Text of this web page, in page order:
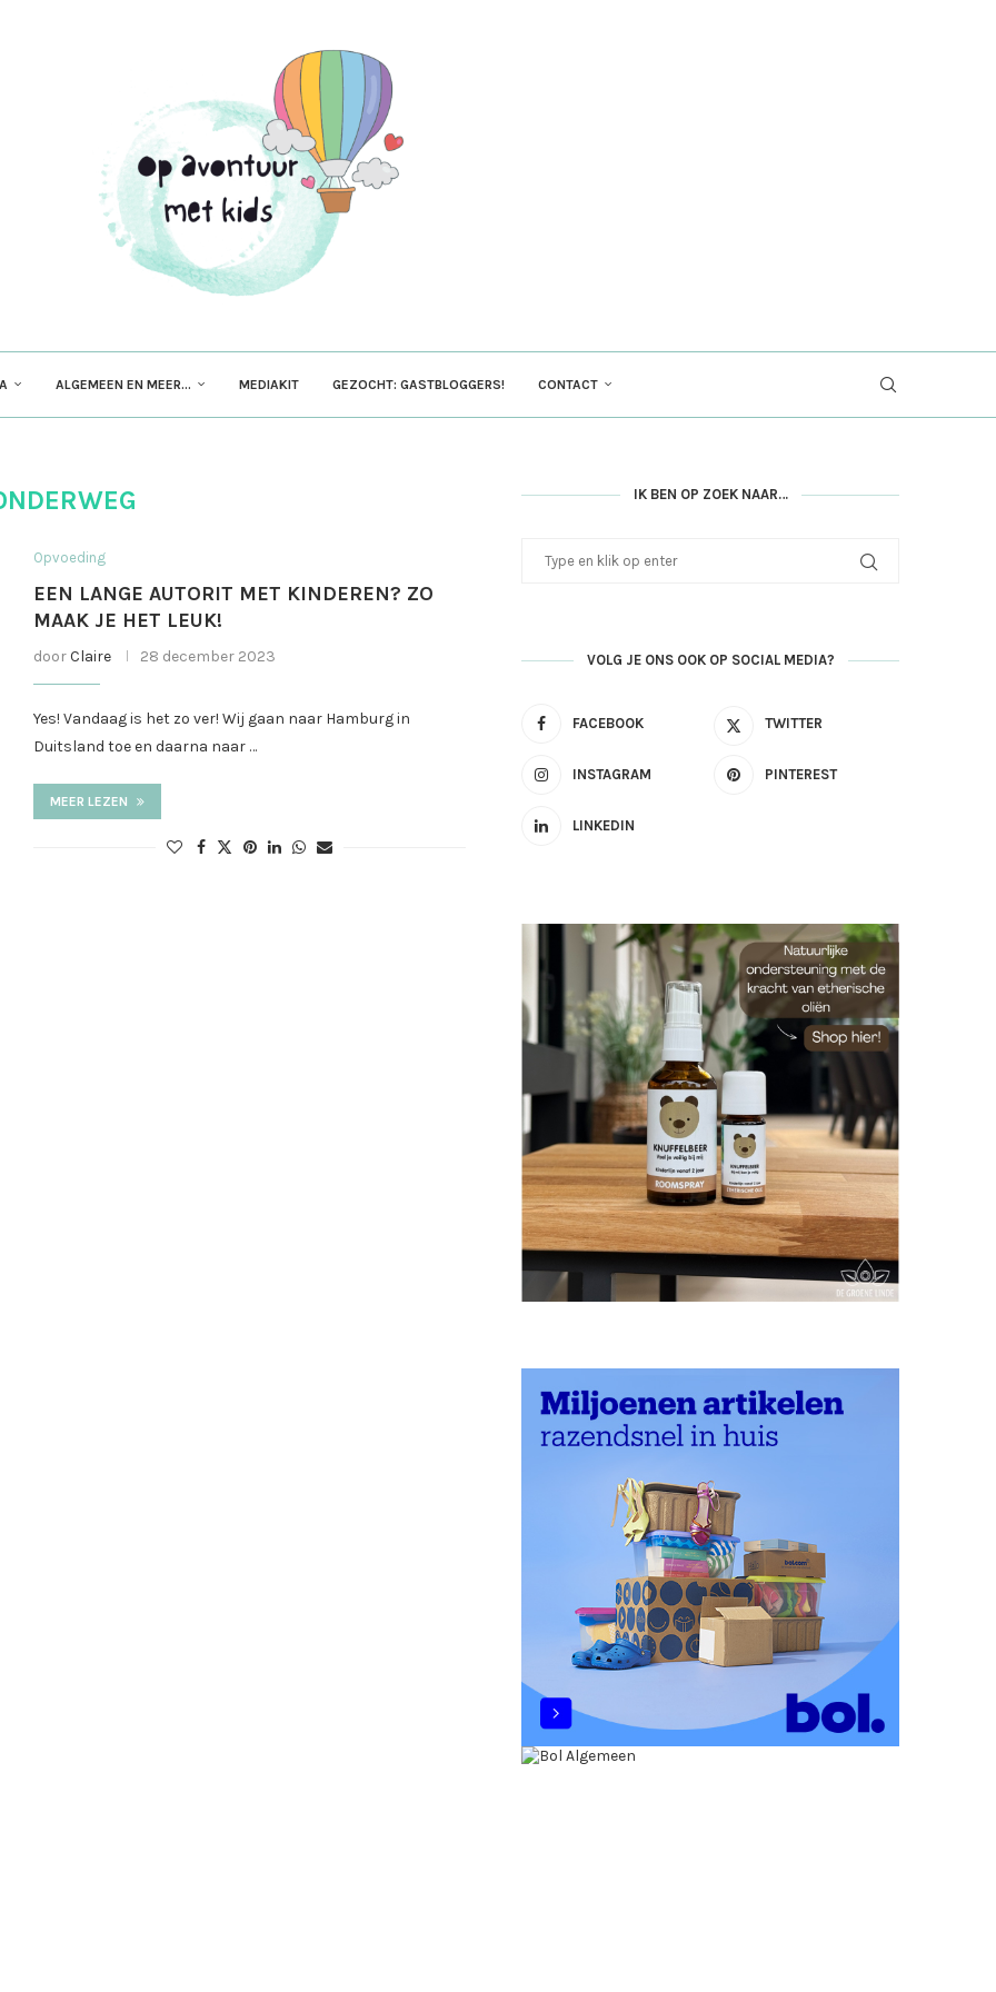
ALGEMEEN EN MEER… MEDIAKIT GEZOCHT: GASTBLOGGERS! CONTACT
Opvoeding
EEN LANGE AUTORIT MET KINDEREN? ZO
MAAK JE HET LEUK!
doorClaire 28 december 2023
Yes! Vandaag is het zo ver! Wij gaan naar Hamburg in
Duitsland toe en daarna naar …
MEER LEZEN
IK BEN OP ZOEK NAAR…
VOLG JE ONS OOK OP SOCIAL MEDIA?
FACEBOOK TWITTER
INSTAGRAM PINTEREST
LINKEDIN